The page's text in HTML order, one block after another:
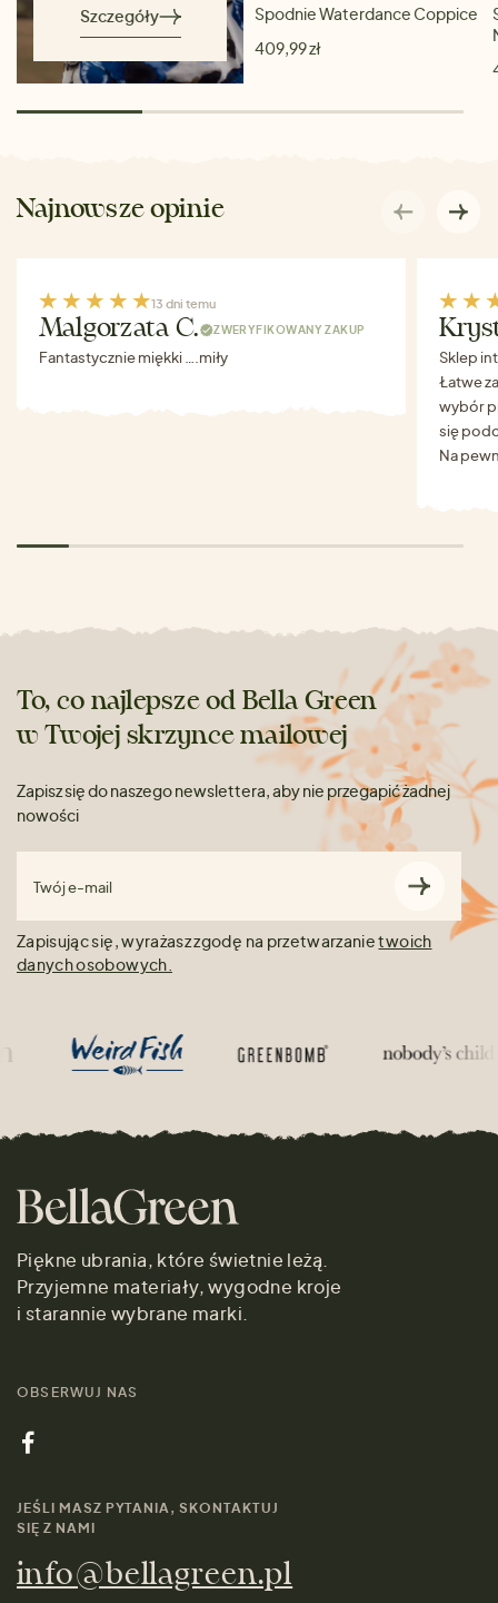
Szczegóły
Spodnie Waterdance Coppice
409,99 zł
Najnowsze opinie
13 dni temu
Malgorzata C. ZWERYFIKOWANY ZAKUP
Fantastycznie miękki ….miły
Sklep
Łatwe
wybór
się
Na
To, co najlepsze od Bella Green
w Twojej skrzynce mailowej
Zapisz się do naszego newslettera, aby nie przegapić żadnej
nowości
Twój e-mail
Zapisując się, wyrażasz zgodę na przetwarzanietwoich
danych osobowych.
Piękne ubrania, które świetnie leżą.
Przyjemne materiały, wygodne kroje
i starannie wybrane marki.
OBSERWUJ NAS
JEŚLI MASZ PYTANIA, SKONTAKTUJ
SIĘ Z NAMI
info@bellagreen.pl